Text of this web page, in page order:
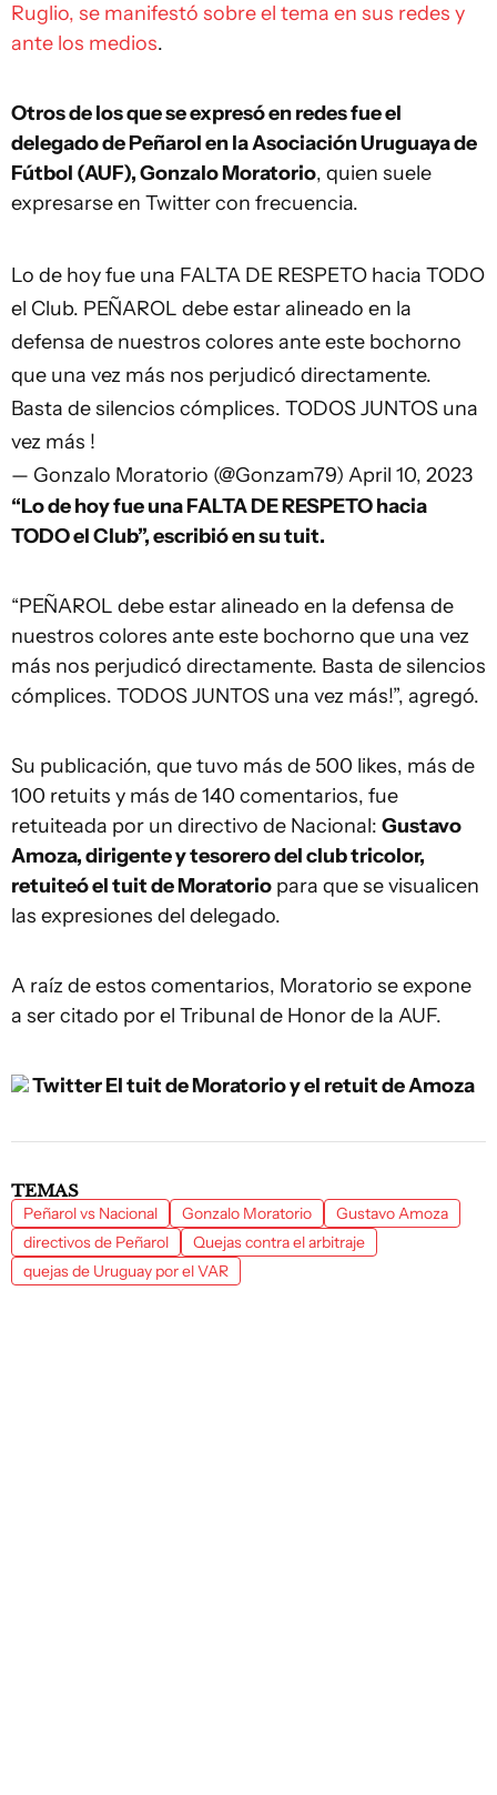
Ruglio, se manifestó sobre el tema en sus redes y
ante los medios.
Otros de los que se expresó en redes fue el
delegado de Peñarol en la Asociación Uruguaya de
Fútbol (AUF), Gonzalo Moratorio, quien suele
expresarse en Twitter con frecuencia.
Lo de hoy fue una FALTA DE RESPETO hacia TODO
el Club. PEÑAROL debe estar alineado en la
defensa de nuestros colores ante este bochorno
que una vez más nos perjudicó directamente.
Basta de silencios cómplices. TODOS JUNTOS una
vez más !
— Gonzalo Moratorio (@Gonzam79) April 10, 2023
“Lo de hoy fue una FALTA DE RESPETO hacia
TODO el Club”, escribió en su tuit.
“PEÑAROL debe estar alineado en la defensa de
nuestros colores ante este bochorno que una vez
más nos perjudicó directamente. Basta de silencios
cómplices. TODOS JUNTOS una vez más!”, agregó.
Su publicación, que tuvo más de 500 likes, más de
100 retuits y más de 140 comentarios, fue
retuiteada por un directivo de Nacional: Gustavo
Amoza, dirigente y tesorero del club tricolor,
retuiteó el tuit de Moratorio para que se visualicen
las expresiones del delegado.
A raíz de estos comentarios, Moratorio se expone
a ser citado por el Tribunal de Honor de la AUF.
TwitterEl tuit de Moratorio y el retuit de Amoza
TEMAS
Peñarol vs Nacional Gonzalo Moratorio
Gustavo Amoza
directivos de Peñarol
Quejas contra el arbitraje
quejas de Uruguay por el VAR